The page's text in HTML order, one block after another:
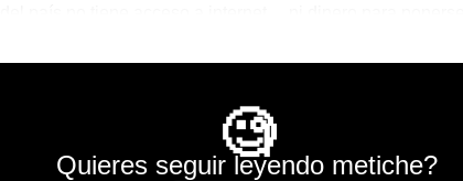
🧐
Quieres seguir leyendo metiche?